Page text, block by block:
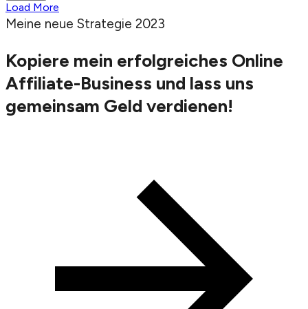
Load More
Meine neue Strategie 2023
Kopiere mein erfolgreiches Online
Affiliate-Business und lass uns
gemeinsam Geld verdienen!